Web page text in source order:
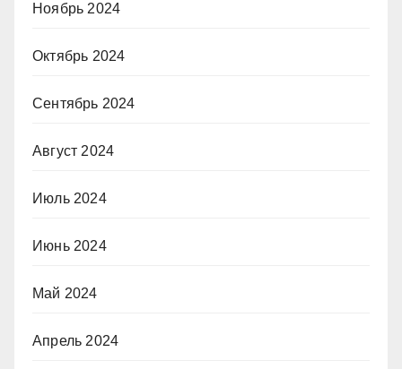
Ноябрь 2024
Октябрь 2024
Сентябрь 2024
Август 2024
Июль 2024
Июнь 2024
Май 2024
Апрель 2024